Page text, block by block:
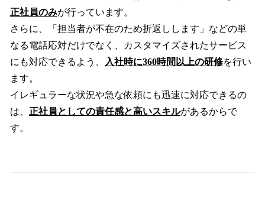
正社員のみが行っています。
さらに、「担当者が不在のため折返しします」などの単
なる電話応対だけでなく、カスタマイズされたサービス
にも対応できるよう、
入社時に360時間以上の研修を行い
ます。
イレギュラーな状況や急な依頼にも迅速に対応できるの
は、 正社員としての責任感と高いスキルがあるからで
す。